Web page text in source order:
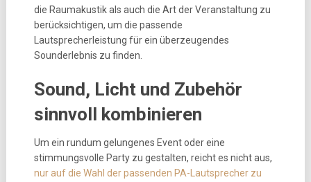
die Raumakustik als auch die Art der Veranstaltung zu
berücksichtigen, um die passende
Lautsprecherleistung für ein überzeugendes
Sounderlebnis zu finden.
Sound, Licht und Zubehör
sinnvoll kombinieren
Um ein rundum gelungenes Event oder eine
stimmungsvolle Party zu gestalten, reicht es nicht aus,
nur auf die Wahl der passenden PA-Lautsprecher zu